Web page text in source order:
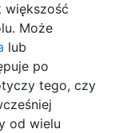
większość
Może
lub
po
tego, czy
od wielu